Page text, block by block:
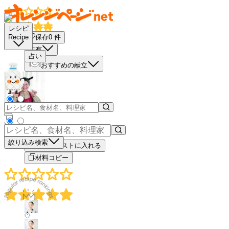
レシピ
Recipe
占い
絞り込み検索
保存0 件
共有
おすすめの献立
－
＋
買い物リストに入れる
材料コピー